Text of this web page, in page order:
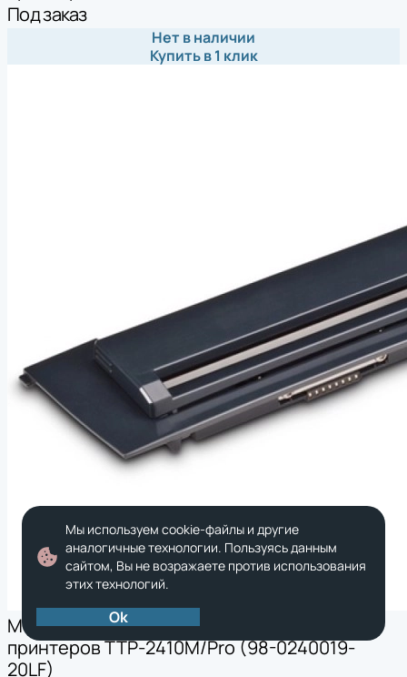
Под заказ
Нет в наличии
Купить в 1 клик
Модуль отделителя этикеток, TSC для
принтеров TTP-2410M/Pro (98-0240019-
20LF)
Мы используем cookie-файлы и другие
аналогичные технологии. Пользуясь данным
сайтом, Вы не возражаете против использования
этих технологий.
Ok